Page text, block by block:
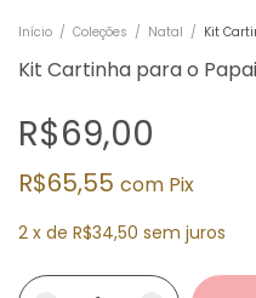
Início / Coleções / Natal / Kit
Kit Cartinha para o
R$69,00
R$65,55 com Pix
2 x de R$34,50 sem juros